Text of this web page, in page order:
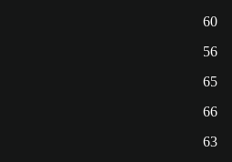
60
56
65
66
63